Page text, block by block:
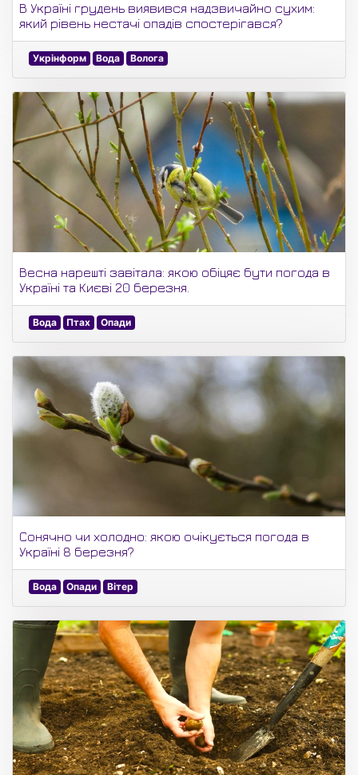
В Україні грудень виявився надзвичайно сухим:
який рівень нестачі опадів спостерігався?
Укрінформ Вода Волога
Весна нарешті завітала: якою обіцяє бути погода в
Україні та Києві 20 березня.
Вода Птах Опади
Сонячно чи холодно: якою очікується погода в
Україні 8 березня?
Вода Опади Вітер